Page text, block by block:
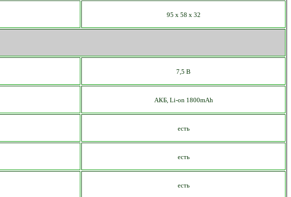
95 х 58 х 32
7,5 В
АКБ, Li-on 1 800mAh
есть
есть
есть